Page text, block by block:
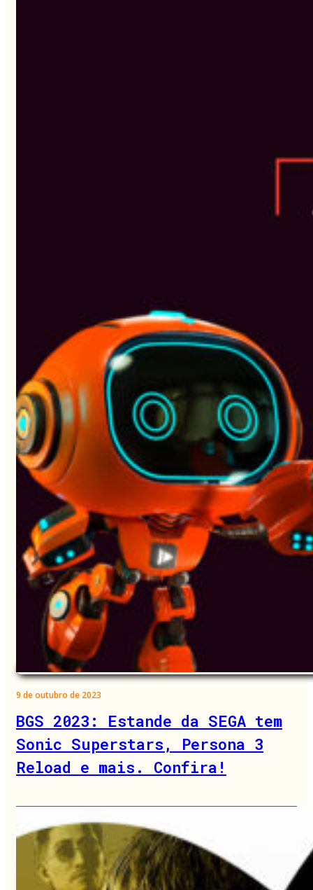
9 de outubro de 2023
BGS 2023: Estande da SEGA tem
Sonic Superstars, Persona 3
Reload e mais. Confira!